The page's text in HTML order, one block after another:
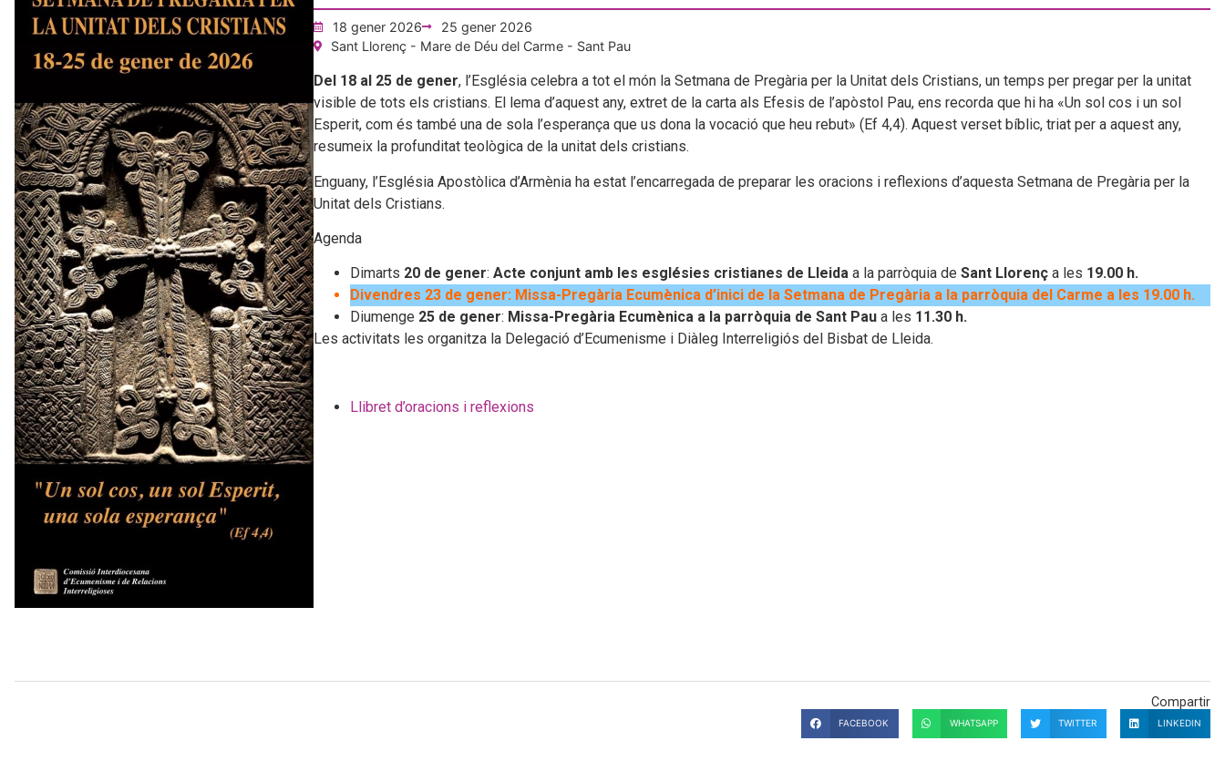
18 gener 2026
25 gener 2026
Sant Llorenç - Mare de Déu del Carme - Sant Pau
Del 18 al 25 de gener, l’Església celebra a tot el món la Setmana de Pregària per la Unitat dels Cristians, un temps per pregar per la unitat
visible de tots els cristians. El lema d’aquest any, extret de la carta als Efesis de l’apòstol Pau, ens recorda que hi ha «Un sol cos i un sol
Esperit, com és també una de sola l’esperança que us dona la vocació que heu rebut» (Ef 4,4). Aquest verset bíblic, triat per a aquest any,
resumeix la profunditat teològica de la unitat dels cristians.
Enguany, l’Església Apostòlica d’Armènia ha estat l’encarregada de preparar les oracions i reflexions d’aquesta Setmana de Pregària per la
Unitat dels Cristians.
Agenda
Dimarts 20 de gener: Acte conjunt amb les esglésies cristianes de Lleida a la parròquia de Sant Llorenç a les 19.00 h.
Divendres 23 de gener: Missa-Pregària Ecumènica d’inici de la Setmana de Pregària a la parròquia del Carme a les 19.00 h.
Diumenge 25 de gener: Missa-Pregària Ecumènica a la parròquia de Sant Pau a les 11.30 h.
Les activitats les organitza la Delegació d’Ecumenisme i Diàleg Interreligiós del Bisbat de Lleida.
Llibret d’oracions i reflexions
Compartir
FACEBOOK WHATSAPP TWITTER LINKEDIN